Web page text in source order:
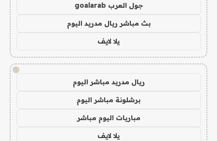
جول العرب goalarab
بث مباشر ريال مدريد اليوم
يلا لايف
!
ريال مدريد مباشر اليوم
برشلونة مباشر اليوم
مباريات اليوم مباشر
يلا لايف